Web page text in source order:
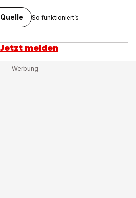
So funktioniert’s
Jetzt melden